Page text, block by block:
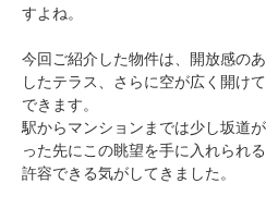
すよね。
今回ご紹介した物件は、開放感の
したテラス、さらに空が広く開け
できます。
駅からマンションまでは少し坂道
った先にこの眺望を手に入れられ
許容できる気がしてきました。